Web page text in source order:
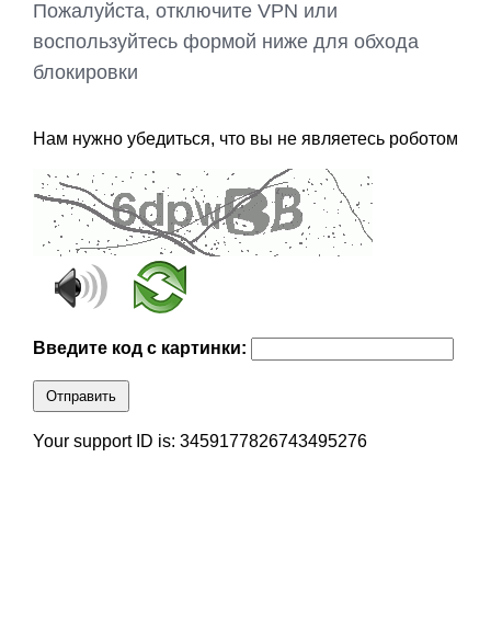
Пожалуйста, отключите VPN или
воспользуйтесь формой ниже для обхода
блокировки
Нам нужно убедиться, что вы не являетесь роботом
Введите код с картинки:
Отправить
Your support ID is: 3459177826743495276